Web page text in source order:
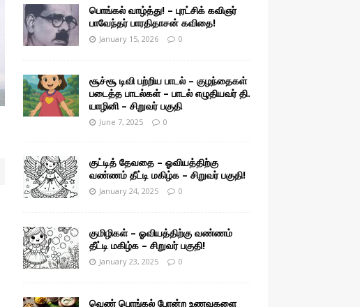
பொங்கல் வாழ்த்து! – புரட்சிக் கவிஞர்
பாவேந்தர் பாரதிதாசன் கவிதை!
January 15, 2026 0
சூச்சூ டிவி பற்றிய பாடல் – குழந்தைகள்
படைத்த பாடல்கள் – பாடல் எழுதியவர் தி.
யாழினி – சிறுவர் பகுதி
June 7, 2025 0
குட்டித் தேவதை – ஓவியத்திற்கு
வண்ணம் தீட்டி மகிழ்க – சிறுவர் பகுதி!
January 24, 2025 0
குமிழிகள் – ஓவியத்திற்கு வண்ணம்
தீட்டி மகிழ்க – சிறுவர் பகுதி!
January 23, 2025 0
வெண் பொங்கல் போன்ற உணவுகளை